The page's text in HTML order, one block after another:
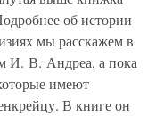
об истории
мы расскажем в
И. В. Андреа, а пока
имеют
В книге он